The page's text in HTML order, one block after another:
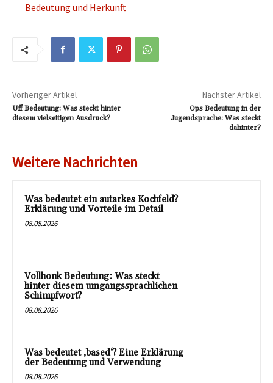
Bedeutung und Herkunft
Vorheriger Artikel
Uff Bedeutung: Was steckt hinter
diesem vielseitigen Ausdruck?
Nächster Artikel
Ops Bedeutung in der
Jugendsprache: Was steckt
dahinter?
Weitere Nachrichten
Was bedeutet ein autarkes Kochfeld?
Erklärung und Vorteile im Detail
08.08.2026
Vollhonk Bedeutung: Was steckt
hinter diesem umgangssprachlichen
Schimpfwort?
08.08.2026
Was bedeutet ‚based‘? Eine Erklärung
der Bedeutung und Verwendung
08.08.2026